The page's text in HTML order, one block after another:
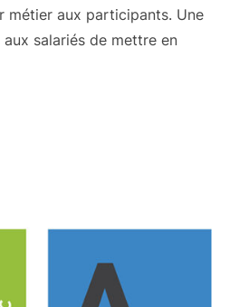
métier aux participants. Une
salariés de mettre en